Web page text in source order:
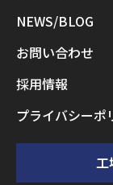
NEWS/BLOG
お問い合わせ
採用情報
プライバシーポ
工